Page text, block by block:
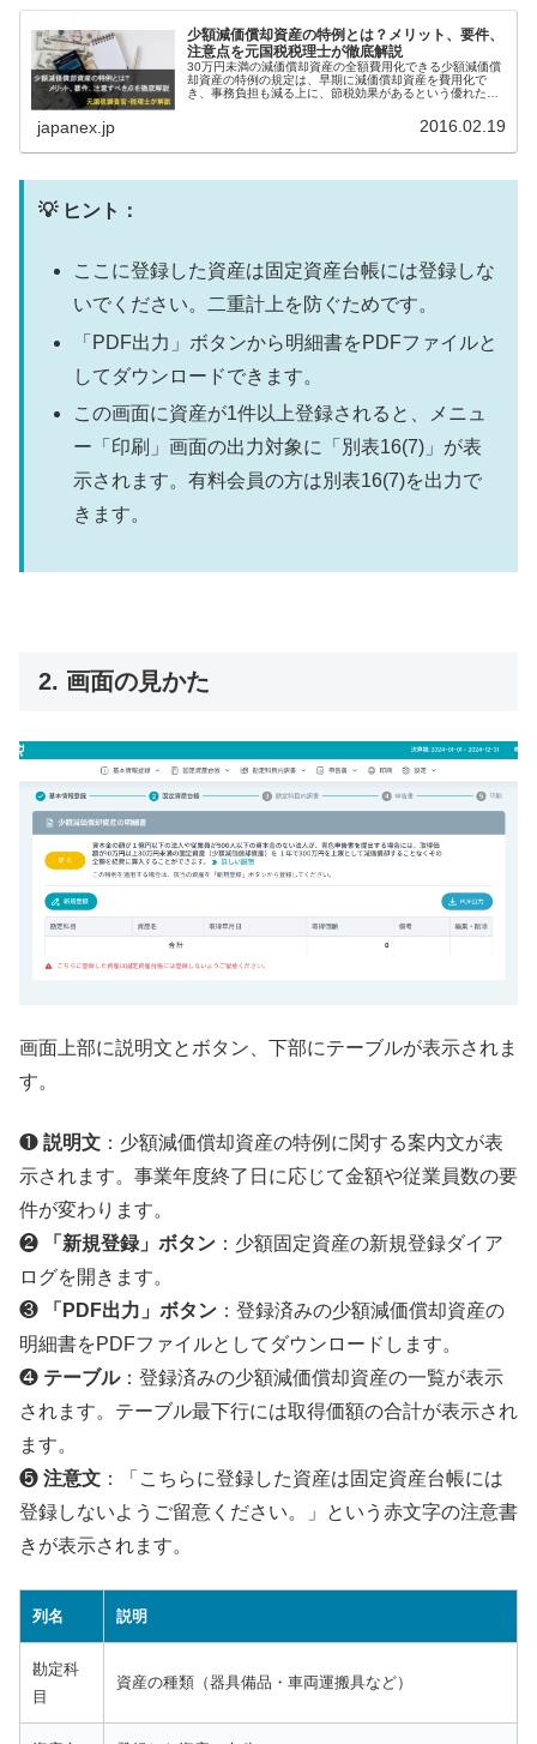
少額減価償却資産の特例とは？メリット、要件、
注意点を元国税税理士が徹底解説
30万円未満の減価償却資産の全額費用化できる少額減価償
却資産の特例の規定は、早期に減価償却資産を費用化で
き、事務負担も減る上に、節税効果があるという優れた方
けや償却資産税の対象となるという部分も重要です。この
japanex.jp 2016.02.19
💡 ヒント：
ここに登録した資産は固定資産台帳には登録しな
いでください。二重計上を防ぐためです。
「PDF出力」ボタンから明細書をPDFファイルと
してダウンロードできます。
この画面に資産が1件以上登録されると、メニュ
ー「印刷」画面の出力対象に「別表16(7)」が表
示されます。有料会員の方は別表16(7)を出力で
きます。
2. 画面の見かた
画面上部に説明文とボタン、下部にテーブルが表示されま
す。
❶ 説明文 ：少額減価償却資産の特例に関する案内文が表
示されます。事業年度終了日に応じて金額や従業員数の要
件が変わります。
❷
「新規登録」ボタン ：少額固定資産の新規登録ダイア
ログを開きます。
❸
「PDF出力」ボタン ：登録済みの少額減価償却資産の
明細書をPDFファイルとしてダウンロードします。
❹ テーブル：登録済みの少額減価償却資産の一覧が表示
されます。テーブル最下行には取得価額の合計が表示され
ます。
❺ 注意文 ：「こちらに登録した資産は固定資産台帳には
登録しないようご留意ください。」という赤文字の注意書
きが表示されます。
列名 説明
勘定科
目
資産の種類（器具備品・車両運搬具など）